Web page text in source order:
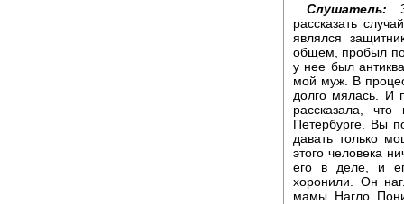
Слушатель:
рассказать
являлся
общем, пробыл
у нее был
мой муж. В
долго мялась. И
рассказала,
Петербурге. Вы
давать только
этого человека
его в деле, и
хоронили. Он
мамы. Нагло.